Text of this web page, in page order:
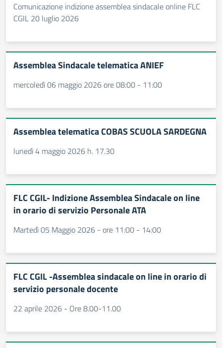
Comunicazione indizione assemblea sindacale online FLC
CGIL 20 luglio 2026
Assemblea Sindacale telematica ANIEF
mercoledì 06 maggio 2026 ore 08:00 - 11:00
Assemblea telematica COBAS SCUOLA SARDEGNA
lunedì 4 maggio 2026 h. 17.30
FLC CGIL- Indizione Assemblea Sindacale on line
in orario di servizio Personale ATA
Martedì 05 Maggio 2026 - ore 11:00 - 14:00
FLC CGIL -Assemblea sindacale on line in orario di
servizio personale docente
22 aprile 2026 - Ore 8.00-11.00